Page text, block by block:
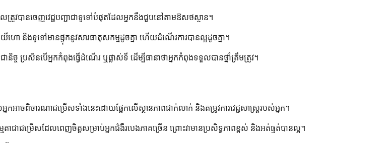
ត្រូវបានចេញវេជ្ជបញ្ជាជាទូទៅបំផុតដែលអ្នកនឹងជួបនៅតាមឱសថស្ថាន។
ហោ និងទូទៅមានផ្ទុកនូវសារធាតុសកម្មដូចគ្នា ហើយដំណើរការបានល្អដូចគ្នា។
ច ប្រសិនបើអ្នកកំពុងធ្វើដំណើរ ឬផ្លាស់ទី ដើម្បីធានាថាអ្នកកំពុងទទួលបានថ្នាំត្រឹមត្រូវ។
អាចពិចារណាជម្រើសទាំងនេះដោយផ្អែកលើស្ថានភាពជាក់លាក់ និងតម្រូវការវេជ្ជសាស្ត្ររបស់អ្នក។
ជាជម្រើសដែលពេញចិត្តសម្រាប់អ្នកជំងឺរបេងភាគច្រើន ព្រោះវាមានប្រសិទ្ធភាពខ្ពស់ និងអត់ធ្មត់បានល្អ។